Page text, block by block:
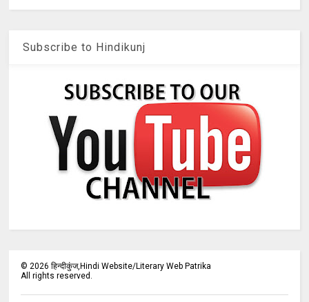
Subscribe to Hindikunj
©2026 हिन्दीकुंज,Hindi Website/Literary Web Patrika
All rights reserved.